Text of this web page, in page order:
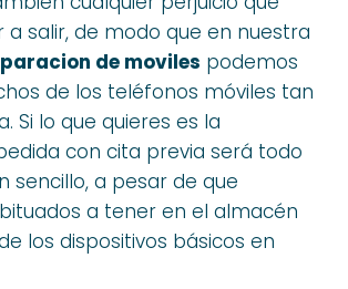
a salir, de modo que en nuestra
de moviles podemos
de los teléfonos móviles tan
Si lo que quieres es la
con cita previa será todo
sencillo, a pesar de que
a tener en el almacén
los dispositivos básicos en